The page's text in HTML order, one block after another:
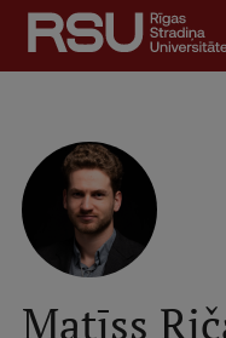
Pārlekt
galveno
saturu
Latviski
Meklēt Mobile
augšējā
izvēlne
Skolēniem
Studentiem
Matīss